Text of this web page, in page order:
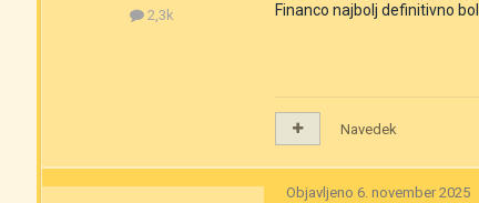
2,3k Financo najbolj definitivno
Navedek
Objavljeno 6. november 2025